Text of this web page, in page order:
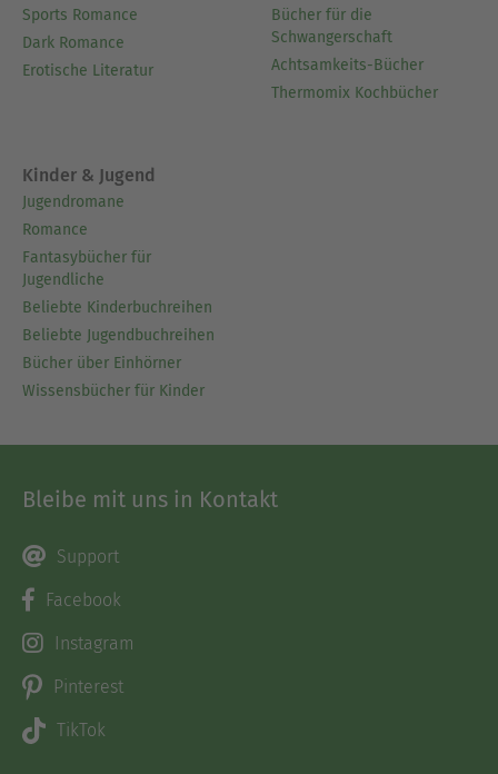
Sports Romance
Dark Romance
Erotische Literatur
Bücher für die
Schwangerschaft
Achtsamkeits-Bücher
Thermomix Kochbücher
Kinder & Jugend
Jugendromane
Romance
Fantasybücher für
Jugendliche
Beliebte Kinderbuchreihen
Beliebte Jugendbuchreihen
Bücher über Einhörner
Wissensbücher für Kinder
Bleibe mit uns in Kontakt
Support
Facebook
Instagram
Pinterest
TikTok